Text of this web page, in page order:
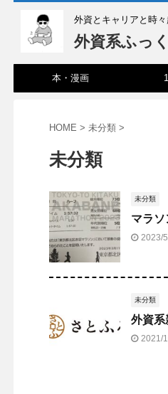
外資とキャリアと時
外資系ふっ
本・漫画
HOME > 未分類 >
未分類
未分類
マラ
2023/
未分類
外資系
2021/